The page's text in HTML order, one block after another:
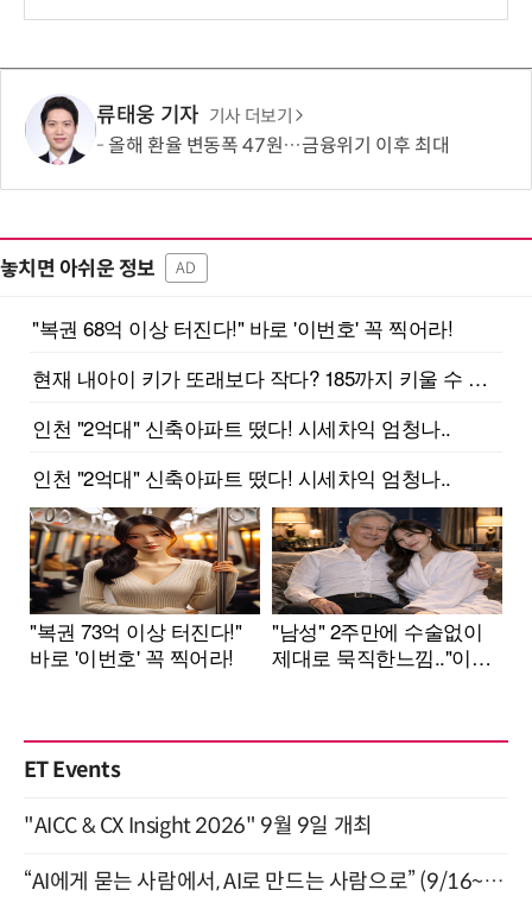
류태웅 기자 기사 더보기
올해 환율 변동폭 47원…금융위기 이후 최대
놓치면 아쉬운 정보 AD
ET Events
"AICC & CX Insight 2026" 9월 9일 개최
“AI에게 묻는 사람에서, AI로 만드는 사람으로” (9/16~17)